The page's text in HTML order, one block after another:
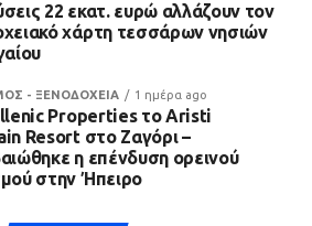
22 εκατ. ευρώ αλλάζουν τον
χάρτη τεσσάρων νησιών
- ΞΕΝΟΔΟΧΕΙΑ 1 ημέρα ago
Properties το Aristi
Resort στο Ζαγόρι –
η επένδυση ορεινού
στην Ήπειρο